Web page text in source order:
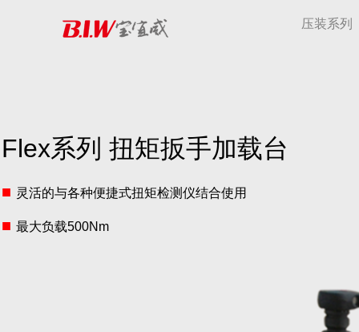
压装系列
Flex系列 扭矩扳手加载台
■ 灵活的与各种便捷式扭矩检测仪结合使用
■ 最大负载500Nm